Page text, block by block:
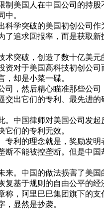
制美国人在中国公司的持股
。
科学突破的美国初创公司作
了追求回报率，而是获取新
术突破，创造了数十亿美元
资对于美国高科技初创公司
却是小菜一碟。
司，然后精心瞄准那些公司
交出它们的专利、最先进的
。中国律师对美国公司发起
们的专利无效。
专利的理念就是，奖励发明
断不能被控垄断。但是中国
来。中国的做法损害了美国
基于规则的自由公平的经
称，阿里巴巴集团旗下的支
显然是抄袭。